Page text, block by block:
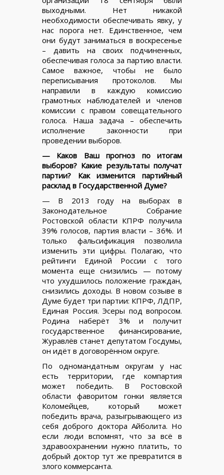
выходными. Нет никакой
необходимости обеспечивать явку, у
нас порога нет. Единственное, чем
они будут заниматься в воскресенье
– давить на своих подчиненных,
обеспечивая голоса за партию власти.
Самое важное, чтобы не было
переписывания протоколов. Мы
направили в каждую комиссию
грамотных наблюдателей и членов
комиссии с правом совещательного
голоса. Наша задача – обеспечить
исполнение законности при
проведении выборов.
— Каков Ваш прогноз по итогам
выборов? Какие результаты получат
партии? Как изменится партийный
расклад в Государственной Думе?
— В 2013 году на выборах в
Законодательное Собрание
Ростовской области КПРФ получила
39% голосов, партия власти – 36%. И
только фальсификация позволила
изменить эти цифры. Полагаю, что
рейтинги Единой России с того
момента еще снизились — потому
что ухудшилось положение граждан,
снизились доходы. В новом созыве в
Думе будет три партии: КПРФ, ЛДПР,
Единая Россия. Эсеры под вопросом.
Родина наберёт 3% и получит
государственное финансирование,
Журавлёв станет депутатом Госдумы,
он идёт в договорённом округе.
По одномандатным округам у нас
есть территории, где компартия
может победить. В Ростовской
области фаворитом гонки является
Коломейцев, который может
победить врача, разыгрывающего из
себя доброго доктора Айболита. Но
если люди вспомнят, что за всё в
здравоохранении нужно платить, то
добрый доктор тут же превратится в
злого коммерсанта.